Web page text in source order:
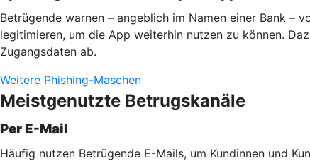
Betrügende warnen – angeblich im Namen einer Bank –
legitimieren, um die App weiterhin nutzen zu können.
Zugangsdaten ab.
Weitere Phishing-Maschen
Meistgenutzte Betrugskanäle
Per E-Mail
Häufig nutzen Betrügende E-Mails, um Kundinnen und